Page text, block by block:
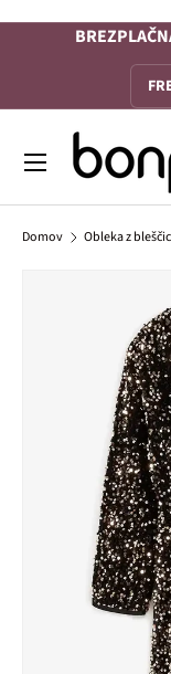
Na vsebino
Iskanje
Menu
Domov Obleka z
Preskoči na